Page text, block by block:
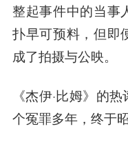
整起事件中的当事
扑早可预料，但即
成了拍摄与公映。
《杰伊·比姆》的
个冤罪多年，终于